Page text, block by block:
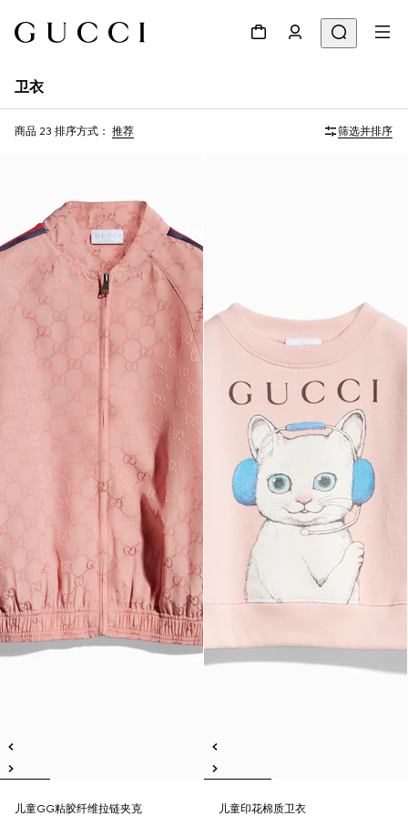
卫衣
商品 23 排序方式： 推荐 筛选并排序
儿童GG粘胶纤维拉链夹克
儿童印花棉质卫衣